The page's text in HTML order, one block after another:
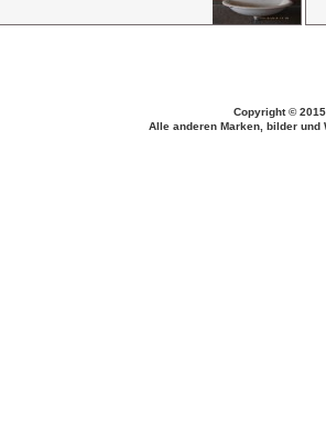
Copyright ©
Alle anderen Marken, bilder und